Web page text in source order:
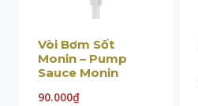
Vòi Bơm Sốt
Monin – Pump
Sauce Monin
90.000₫